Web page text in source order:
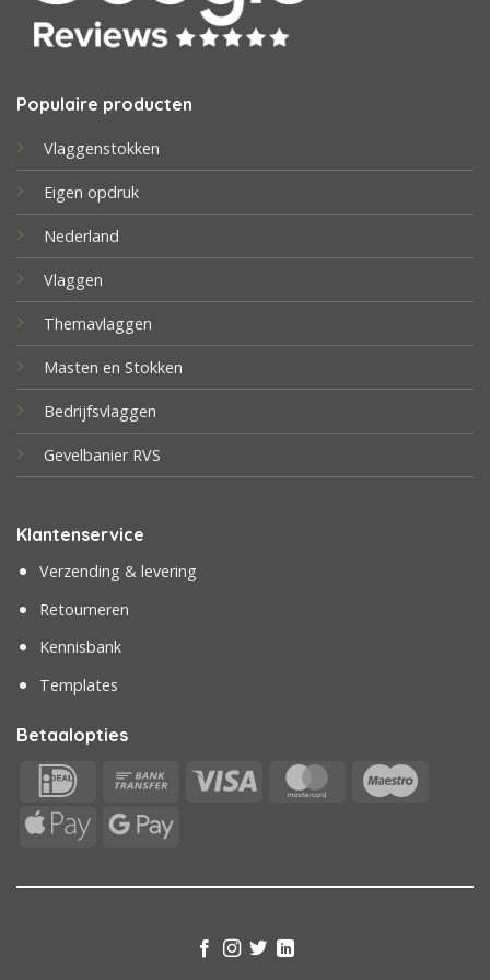
Populaire producten
Vlaggenstokken
Eigen opdruk
Nederland
Vlaggen
Themavlaggen
Masten en Stokken
Bedrijfsvlaggen
Gevelbanier RVS
Klantenservice
Verzending & levering
Retourneren
Kennisbank
Templates
Betaalopties
IDeal
Bank
Visa MasterCard
Apple
Google